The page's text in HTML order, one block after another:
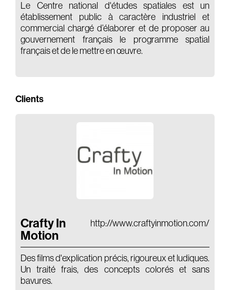
Le Centre national d'études spatiales est un
établissement public à caractère industriel et
commercial chargé d’élaborer et de proposer au
gouvernement français le programme spatial
français et de le mettre en œuvre.
Clients
http://www.craftyinmotion.com/
Crafty In
Motion
Des films d'explication précis, rigoureux et ludiques.
Un traité frais, des concepts colorés et sans
bavures.